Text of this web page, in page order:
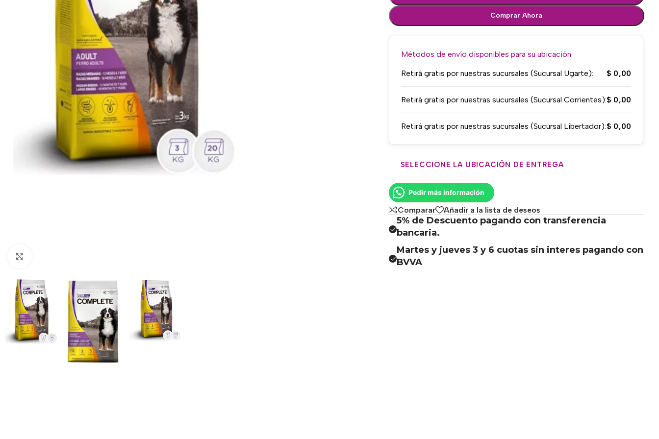
Comprar Ahora
Métodos de envío disponibles para su ubicación
Retirá gratis por nuestras sucursales (Sucursal Ugarte): $ 0,00
Retirá gratis por nuestras sucursales (Sucursal Corrientes):$ 0,00
Retirá gratis por nuestras sucursales (Sucursal Libertador):$ 0,00
SELECCIONE LA UBICACIÓN DE ENTREGA
Pedir más información
Comparar Añadir a la lista de deseos
5% de Descuento pagando con transferencia
bancaria.
Martes y jueves 3 y 6 cuotas sin interes pagando con
BVVA